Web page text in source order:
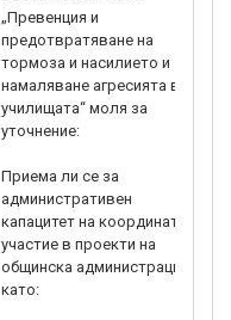
„Превенция и
предотвратяване на
тормоза и насилието и
намаляване агресията в
училищата“ моля за
уточнение:
Приема ли се за
административен
капацитет на координатор
участие в проекти на
общинска администрация,
като: